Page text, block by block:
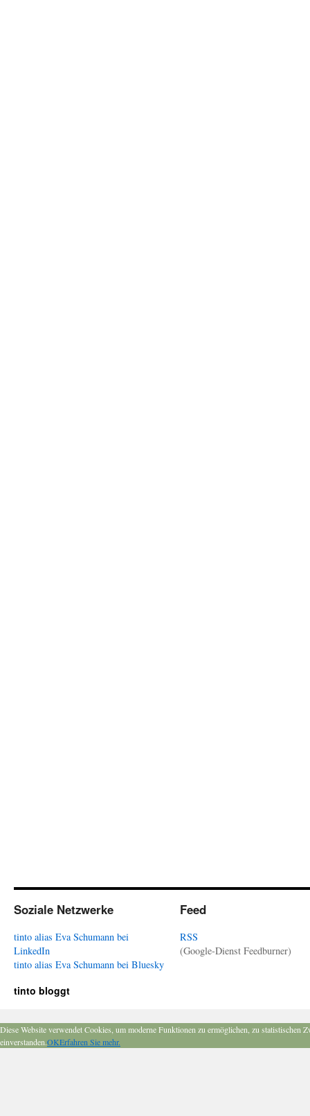
Soziale Netzwerke
tinto alias Eva Schumann bei
LinkedIn
tinto alias Eva Schumann bei Bluesky
Feed
RSS
(Google-Dienst Feedburner)
tinto bloggt
Diese Website verwendet Cookies, um moderne Funktionen zu ermöglichen, zu
einverstanden.OKErfahren Sie mehr.